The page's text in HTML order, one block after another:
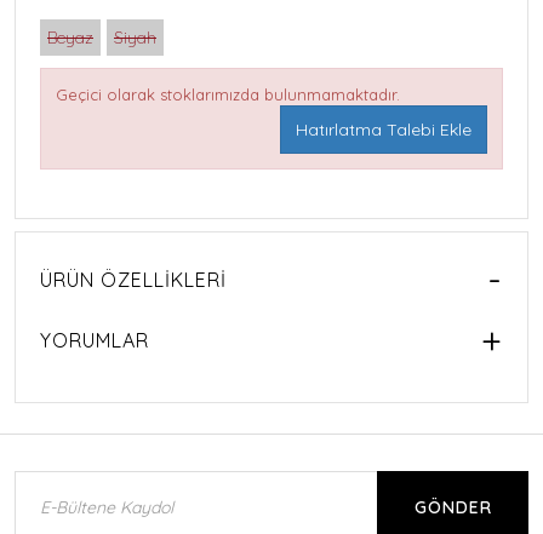
Beyaz Siyah
Geçici olarak stoklarımızda bulunmamaktadır.
Hatırlatma Talebi Ekle
ÜRÜN ÖZELLIKLERI
YORUMLAR
GÖNDER